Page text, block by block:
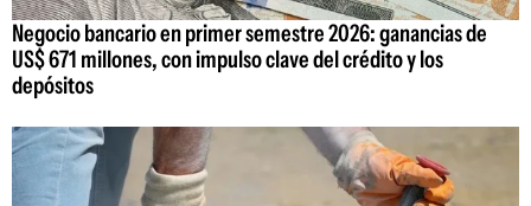
Negocio bancario en primer semestre 2026: ganancias de
US$ 671 millones, con impulso clave del crédito y los
depósitos